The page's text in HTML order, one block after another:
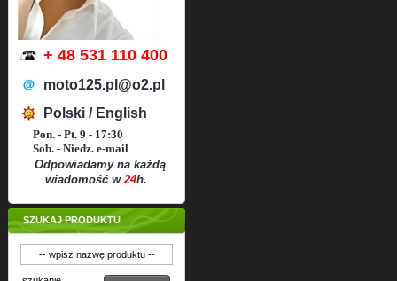
+ 48 531 110 400
moto125.pl@o2.pl
Polski / English
Pon. - Pt. 9 - 17:30
Sob. - Niedz. e-mail
Odpowiadamy na każdą
wiadomość w24h.
SZUKAJ PRODUKTU